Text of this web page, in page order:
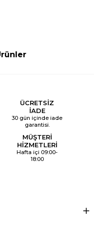
ÜCRETSİZ
İADE
30 gün içinde iade
garantisi.
MÜŞTERİ
HİZMETLERİ
Hafta içi 09:00-
18:00